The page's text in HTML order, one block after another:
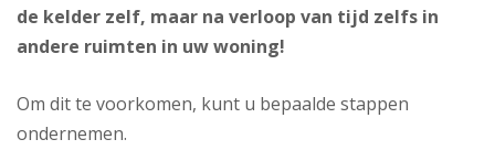
de kelder zelf, maar na verloop van tijd zelfs in
andere ruimten in uw woning!
Om dit te voorkomen, kunt u bepaalde stappen
ondernemen.